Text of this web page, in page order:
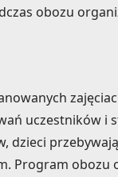
obozu
uczestników i
dzieci
Program obozu